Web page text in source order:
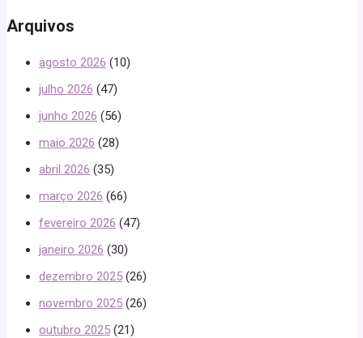
Arquivos
agosto 2026 (10)
julho 2026 (47)
junho 2026 (56)
maio 2026 (28)
abril 2026 (35)
março 2026 (66)
fevereiro 2026 (47)
janeiro 2026 (30)
dezembro 2025 (26)
novembro 2025 (26)
outubro 2025 (21)